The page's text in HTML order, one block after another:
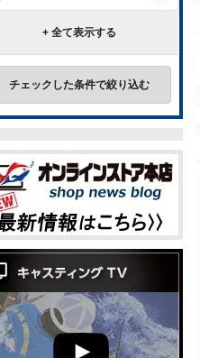
+ 全て表示する
チェックした条件で絞り込む